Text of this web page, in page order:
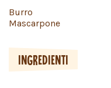
Burro
Mascarpone
INGREDIENTI